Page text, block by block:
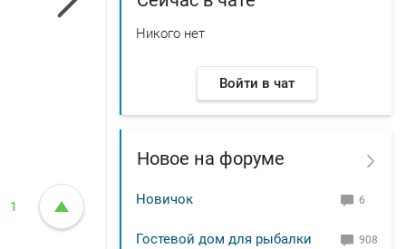
1
Никого нет
Войти в чат
Новое на форуме
Новичок 6
Гостевой дом для рыбалки
908